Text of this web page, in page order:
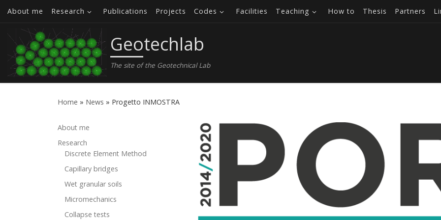
Skip to content
About me Research Publications Projects Codes Facilities Teaching How to Thesis Partners
Geotechlab
The site of the Geotechnical Lab
Home » News » Progetto INMOSTRA
About me
Research
Discrete Element Method
Capillary bridges
Wet granular soils
Micromechanics
Collapse tests